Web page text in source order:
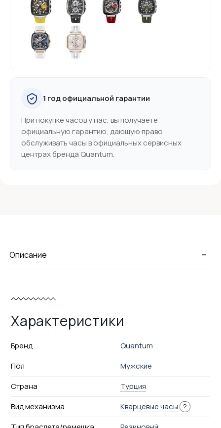
1 год официальной гарантии
При покупке часов у нас, вы получаете
официальную гарантию, дающую право
обслуживать часы в официальных сервисных
центрах бренда Quantum.
-
Описание
Характеристики
Бренд
Quantum
Пол
Мужские
Страна
Турция
Вид механизма
Кварцевые часы ?